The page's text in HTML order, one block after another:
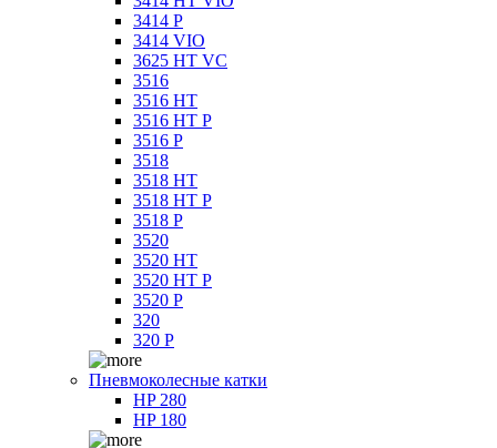
3414 P
3414 VIO
3625 HT VC
3516
3516 HT
3516 HT P
3516 P
3518
3518 HT
3518 HT P
3518 P
3520
3520 HT
3520 HT P
3520 P
320
320 P
Пневмоколесные катки
HP 280
HP 180